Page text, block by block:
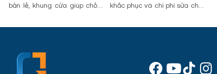
bản lề, khung cửa giúp chống
khắc phục và chi phí sửa chữa